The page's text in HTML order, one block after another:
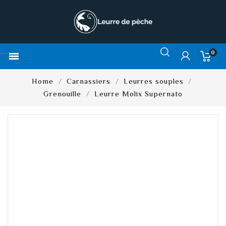
 0
Home Carnassiers
Leurres souples
Grenouille
Leurre Molix Supernato